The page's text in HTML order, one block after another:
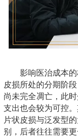
影响医治成本
皮损所处的分期阶
尚未完全凋亡，此
支出也会较为可控
片状皮损与泛发型
别，后者往往需要